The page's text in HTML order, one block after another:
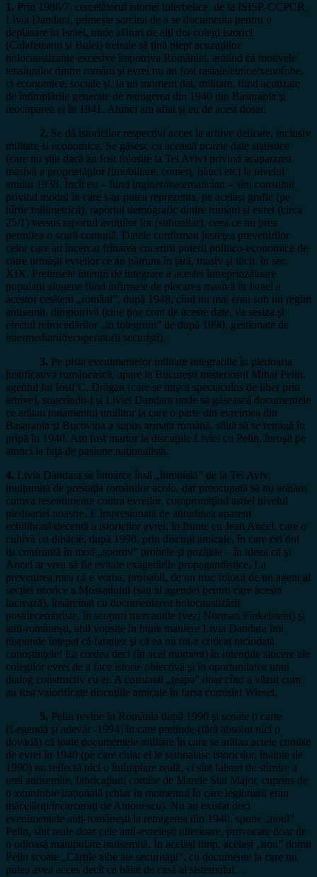
1. Prin 1986/7, cercetătorul istoriei interbelice, de la ISISP-CCPCR,
Livia Dandara, primeşte sarcina de a se documenta pentru o
deplasare în Israel, unde alături de alţi doi colegi istorici
(Calafeteanu şi Bulei) trebuie să ţină piept acuzaţiilor
holocaustizante excesive împotriva României, arătînd că motivele
tensiunilor dintre români şi evrei nu au fost rasiale/etnice/xenofobe,
ci economice, sociale şi, la un moment dat, militare, fiind acutizate
de întîmplările generate de retragerea din 1940 din Basarabia şi
reocuparea ei în 1941. Atunci am aflat şi eu de acest dosar.
2. Se dă istoricilor respectivi acces la arhive delicate, inclusiv
militare si economice. Se găsesc cu această ocazie date statistice
(care nu ştiu dacă au fost folosite la Tel Aviv) privind acapararea
masivă a proprietăţilor (imobiliare, comerţ, bănci etc) la nivelul
anului 1938. Încît eu – fiind inginer/matematician – sînt consultat
privind modul în care s-ar putea reprezenta, pe acelaşi grafic (pe
hîrtie milimetrică), raportul demografic dintre români şi evrei (circa
25/1) versus raportul avuţiilor lor (subunitar), ceea ce nu prea
permitea o scară comună. Datele confirmau justeţea prevenirilor
celor care au încercat frînarea cuceririi puterii politico-economice de
către urmaşii evreilor ce au pătruns în ţară, masiv şi ilicit, în sec.
XIX. Pretinsele intenţii de integrare a acestei întreprinzătoare
populaţii alogene fiind infirmate de plecarea masivă în Israel a
acestor cetăţeni „români”, după 1948, cînd nu mai erau sub un regim
antisemit, dimpotrivă (cine ţine cont de aceste date, va sesiza şi
efectul retrocedărilor „in integrum” de după 1990, gestionate de
intermediarii/recuperatorii securişti).
3. Pe pista evenimentelor militare integrabile în pledoaria
justificativă românească, apare la Bucureşti misteriosul Mihai Pelin,
agentul lui Iosif C. Drăgan (care se mişca spectaculos de liber prin
arhive), sugerîndu-i şi Liviei Dandara unde să găsească documentele
ce arătau tratamentul umilitor la care o parte din evreimea din
Basarabia şi Bucovina a supus armata română, silită să se retragă în
pripă în 1940. Am fost martor la discuţiile Liviei cu Pelin, înroşit pe
atunci la faţă de pasiune naţionalistă.
4. Livia Dandara se întoarce însă „înmuiată” de la Tel Aviv:
mulţumită de prestaţia românilor acolo, dar preocupată să nu arătăm
cumva resentimente contra evreilor, compromiţînd astfel nivelul
pledoariei noastre. E impresionată de atitudinea aparent
echilibrată/decentă a istoricilor evrei, în frunte cu Jean Ancel, care o
cultivă cu dibăcie, după 1990, prin discuţii amicale, în care cei doi
işi confruntă în mod „sportiv” probele şi poziţiile – în ideea că şi
Ancel ar vrea să fie evitate exagerările propagandistice. La
prevenirea mea că e vorba, probabil, de un truc folosit de un agent al
secţiei istorice a Mossadului (sau al agendei pentru care acesta
lucrează), însărcinat cu documentarea holocaustizării
postdecembriste, în scopuri mercantile (vezi Norman Finkelstein) şi
anti-româneşti, abil vopsite în bune maniere Livia Dandara îmi
răspunde înţepat că fabulez şi că ea nu mi-a criticat niciodată
cunoştinţele! Ea credea deci (în acel moment) în intenţiile sincere ale
colegilor evrei de a face istorie obiectivă şi în oportunitatea unui
dialog constructiv cu ei. A constatat „ţeapa” doar cînd a văzut cum
au fost valorificate discuţiile amicale în farsa comisiei Wiesel.
5. Pelin revine în România după 1990 şi scoate o carte
(Legendă şi adevăr -1994) în care pretinde (fără absolut nici o
dovadă) că toate documentele militare în care se arătau actele comise
de evrei în 1940 (pe care chiar el le semnalase istoricilor, înainte de
1990) nu reflectă nici o întîmplare reală, ci sînt falsuri de stîrnire a
urei antisemite, fabricaţiuni comise de Marele Stat Major, cuprins de
o xenofobie iraţională (chiar în momentul în care legionarii erau
măcelăriţi/încarceraţi de Antonescu). Nu au existat deci
evenimentele anti-româneşti la retragerea din 1940, spune „noul”
Pelin, sînt reale doar cele anti-evreieşti ulterioare, provocate doar de
o odioasă manipulare antisemită. În acelaşi timp, acelaşi „nou” domn
Pelin scoate „Cărţile albe ale securităţii”, cu documente la care nu
putea avea acces decît ca băiat de casă al sistemului…